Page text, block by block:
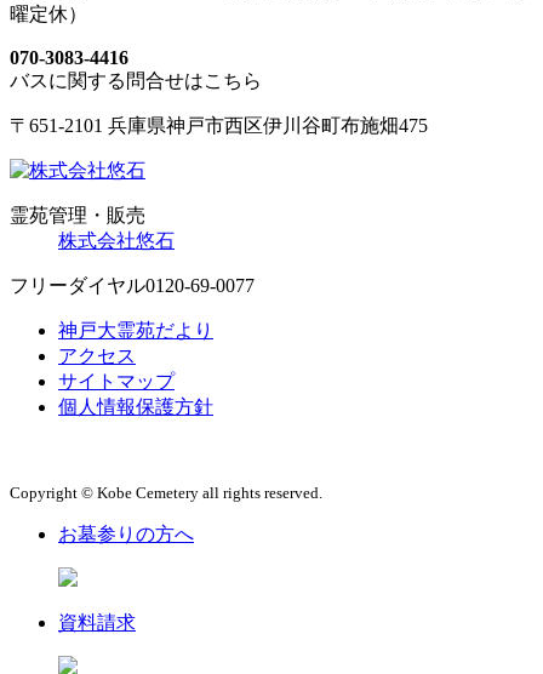
曜定休）
070-3083-4416
バスに関する問合せはこちら
〒651-2101 兵庫県神戸市西区伊川谷町布施畑475
霊苑管理・販売
株式会社悠石
フリーダイヤル0120-69-0077
神戸大霊苑だより
アクセス
サイトマップ
個人情報保護方針
Copyright © Kobe Cemetery all rights reserved.
お墓参りの方へ
資料請求